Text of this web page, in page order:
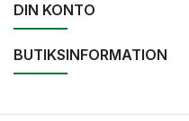
DIN KONTO
BUTIKSINFORMATION